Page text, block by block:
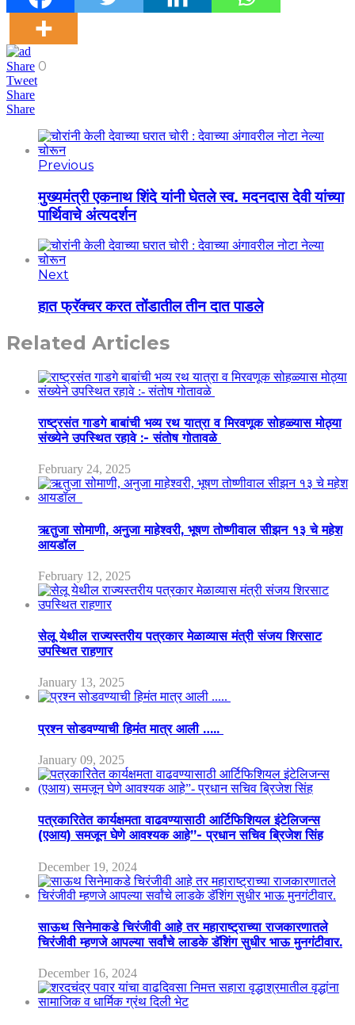
Share 0
Tweet
Share
Share
Previous
मुख्यमंत्री एकनाथ शिंदे यांनी घेतले स्व. मदनदास देवी यांच्या
पार्थिवाचे अंत्यदर्शन
Next
हात फ्रॅक्चर करत तोंडातील तीन दात पाडले
Related Articles
राष्ट्रसंत गाडगे बाबांची भव्य रथ यात्रा व मिरवणूक सोहळ्यास मोठ्या
संख्येने उपस्थित रहावे :- संतोष गोतावळे
February 24, 2025
ऋतुजा सोमाणी, अनुजा माहेश्वरी, भूषण तोष्णीवाल सीझन १३ चे महेश
आयडॉल
February 12, 2025
सेलू येथील राज्यस्तरीय पत्रकार मेळाव्यास मंत्री संजय शिरसाट
उपस्थित राहणार
January 13, 2025
प्रश्न सोडवण्याची हिमंत मात्र आली …..
January 09, 2025
पत्रकारितेत कार्यक्षमता वाढवण्यासाठी आर्टिफिशियल इंटेलिजन्स
(एआय) समजून घेणे आवश्यक आहे”- प्रधान सचिव ब्रिजेश सिंह
December 19, 2024
साऊथ सिनेमाकडे चिरंजीवी आहे तर महाराष्ट्राच्या राजकारणातले
चिरंजीवी म्हणजे आपल्या सर्वांचे लाडके डॅशिंग सुधीर भाऊ मुनगंटीवार.
December 16, 2024